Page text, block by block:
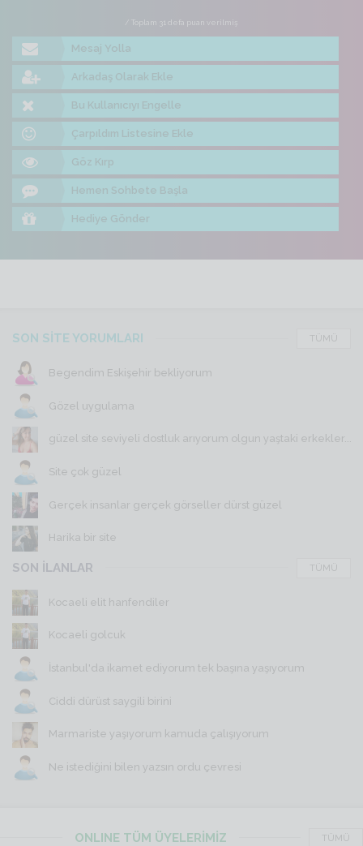
/ Toplam 31 defa puan verilmiş
Mesaj Yolla
Arkadaş Olarak Ekle
Bu Kullanıcıyı Engelle
Çarpıldım Listesine Ekle
Göz Kırp
Hemen Sohbete Başla
Hediye Gönder
SON SİTE YORUMLARI TÜMÜ
Begendim Eskişehir bekliyorum
Gözel uygulama
güzel site seviyeli dostluk arıyorum olgun yaştaki erkekler...
Site çok güzel
Gerçek insanlar gerçek görseller dürst güzel
Harika bir site
SON İLANLAR TÜMÜ
Kocaeli elit hanfendiler
Kocaeli golcuk
İstanbul'da ikamet ediyorum tek başına yaşıyorum
Ciddi dürüst saygili birini
Marmariste yaşıyorum kamuda çalışıyorum
Ne istediğini bilen yazsın ordu çevresi
ONLINE TÜM ÜYELERİMİZ TÜMÜ